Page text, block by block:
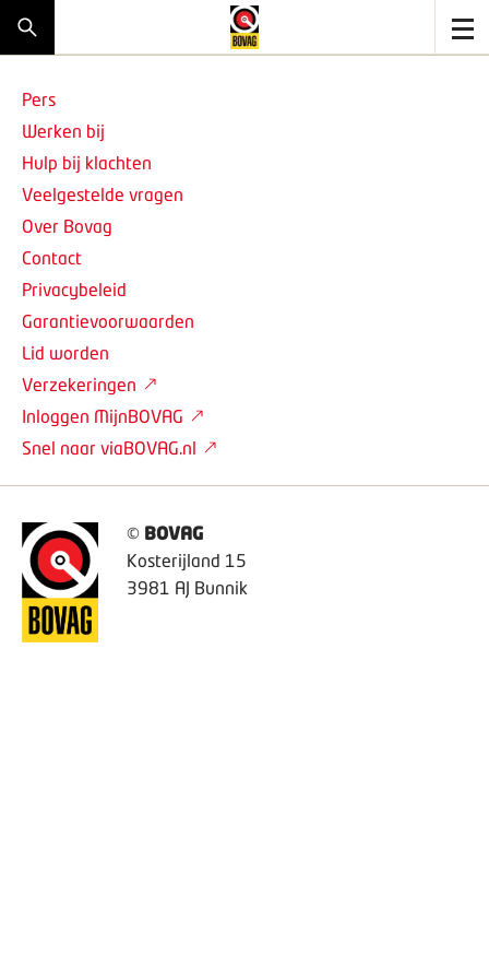
© BOVAG
Kosterijland 15
3981 AJ Bunnik
Pers
Werken bij
Hulp bij klachten
Veelgestelde vragen
Over Bovag
Contact
Privacybeleid
Garantievoorwaarden
Lid worden
Verzekeringen
Inloggen MijnBOVAG
Snel naar viaBOVAG.nl